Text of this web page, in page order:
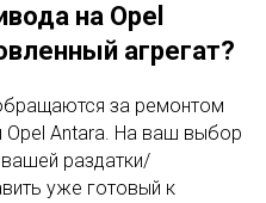
на Opel
агрегат?
за ремонтом
Opel Antara. На ваш выбор
раздатки/
уже готовый к